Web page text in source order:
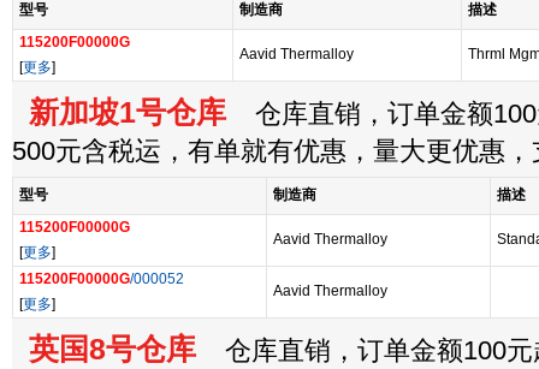
型号 制造商
描述
115200F00000G
[更多]
Aavid Thermalloy Thrml
新加坡1号仓库 仓库直销，订单金额
500元含税运，有单就有优惠，量大更优惠
型号 制造商
描述
115200F00000G
[更多]
Aavid Thermalloy
115200F00000G/000052
[更多]
Aavid Thermalloy
英国8号仓库 仓库直销，订单金额100元